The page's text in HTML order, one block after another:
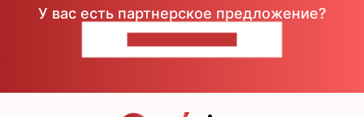
У вас есть партнерское предложение?